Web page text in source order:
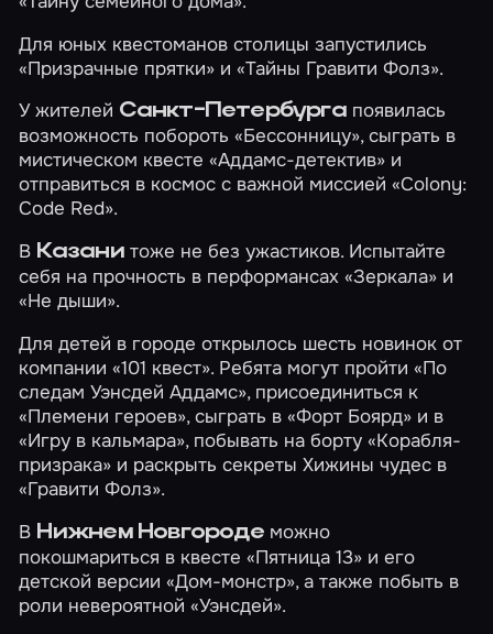
Для юных квестоманов столицы запустились
«Призрачные прятки» и«Тайны Гравити Фолз».
У жителей Санкт-Петербургапоявилась
возможность побороть«Бессонницу», сыграть в
мистическом квесте«Аддамс-детектив» и
отправиться в космос с важной миссией«Colony:
Code Red».
В Казанитоже не без ужастиков. Испытайте
себя на прочность в перформансах«Зеркала» и
«Не дыши».
Для детей в городе открылось шесть новинок от
компании «101 квест». Ребята могут пройти«По
следам Уэнсдей Аддамс», присоединиться к
«Племени героев», сыграть в«Форт Боярд» и в
«Игру в кальмара», побывать на борту«Корабля-
призрака» и раскрыть секреты Хижины чудес в
«Гравити Фолз».
В Нижнем Новгородеможно
покошмариться в квесте«Пятница 13» и его
детской версии«Дом-монстр», а также побыть в
роли невероятной«Уэнсдей».